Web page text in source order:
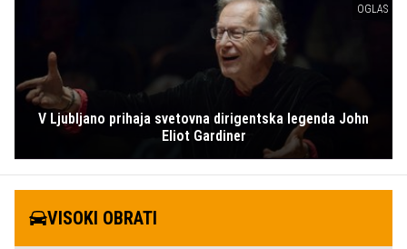
OGLAS
V Ljubljano prihaja svetovna dirigentska legenda John
Eliot Gardiner
VISOKI OBRATI